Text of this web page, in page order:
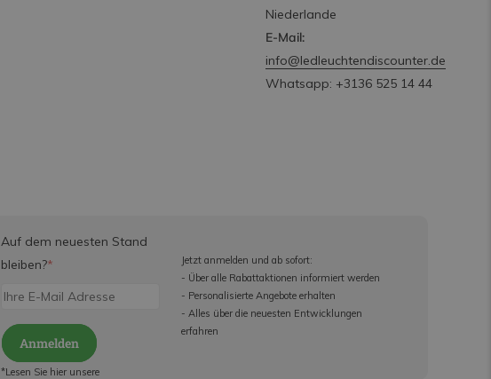
Niederlande
E-Mail:
info@ledleuchtendiscounter.de
Whatsapp: +3136 525 14 44
Auf dem neuesten Stand
bleiben?*
Anmelden
*Lesen Sie hier unsere
Jetzt anmelden und ab sofort:
- Über alle Rabattaktionen informiert werden
- Personalisierte Angebote erhalten
- Alles über die neuesten Entwicklungen
erfahren